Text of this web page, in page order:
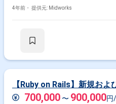
開発環境： ■作業環境：Windows/
Tableau Jenkins Adobe XD
4年前・ 提供元: Midworks
【Ruby on Rails】新規お
700,000 〜 900,000円